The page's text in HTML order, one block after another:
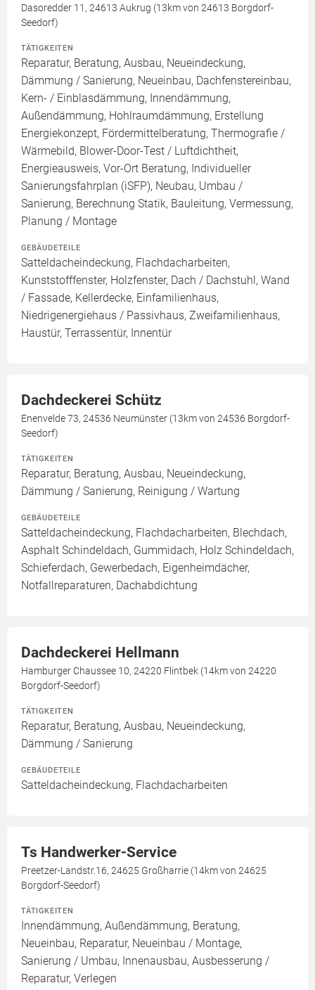
Dasoredder 11, 24613 Aukrug (13km von 24613 Borgdorf-
Seedorf)
TÄTIGKEITEN
Reparatur, Beratung, Ausbau, Neueindeckung,
Dämmung / Sanierung, Neueinbau, Dachfenstereinbau,
Kern- / Einblasdämmung, Innendämmung,
Außendämmung, Hohlraumdämmung, Erstellung
Energiekonzept, Fördermittelberatung, Thermografie /
Wärmebild, Blower-Door-Test / Luftdichtheit,
Energieausweis, Vor-Ort Beratung, Individueller
Sanierungsfahrplan (iSFP), Neubau, Umbau /
Sanierung, Berechnung Statik, Bauleitung, Vermessung,
Planung / Montage
GEBÄUDETEILE
Satteldacheindeckung, Flachdacharbeiten,
Kunststofffenster, Holzfenster, Dach / Dachstuhl, Wand
/ Fassade, Kellerdecke, Einfamilienhaus,
Niedrigenergiehaus / Passivhaus, Zweifamilienhaus,
Haustür, Terrassentür, Innentür
Dachdeckerei Schütz
Enenvelde 73, 24536 Neumünster (13km von 24536 Borgdorf-
Seedorf)
TÄTIGKEITEN
Reparatur, Beratung, Ausbau, Neueindeckung,
Dämmung / Sanierung, Reinigung / Wartung
GEBÄUDETEILE
Satteldacheindeckung, Flachdacharbeiten, Blechdach,
Asphalt Schindeldach, Gummidach, Holz Schindeldach,
Schieferdach, Gewerbedach, Eigenheimdächer,
Notfallreparaturen, Dachabdichtung
Dachdeckerei Hellmann
Hamburger Chaussee 10, 24220 Flintbek (14km von 24220
Borgdorf-Seedorf)
TÄTIGKEITEN
Reparatur, Beratung, Ausbau, Neueindeckung,
Dämmung / Sanierung
GEBÄUDETEILE
Satteldacheindeckung, Flachdacharbeiten
Ts Handwerker-Service
Preetzer-Landstr.16, 24625 Großharrie (14km von 24625
Borgdorf-Seedorf)
TÄTIGKEITEN
Innendämmung, Außendämmung, Beratung,
Neueinbau, Reparatur, Neueinbau / Montage,
Sanierung / Umbau, Innenausbau, Ausbesserung /
Reparatur, Verlegen